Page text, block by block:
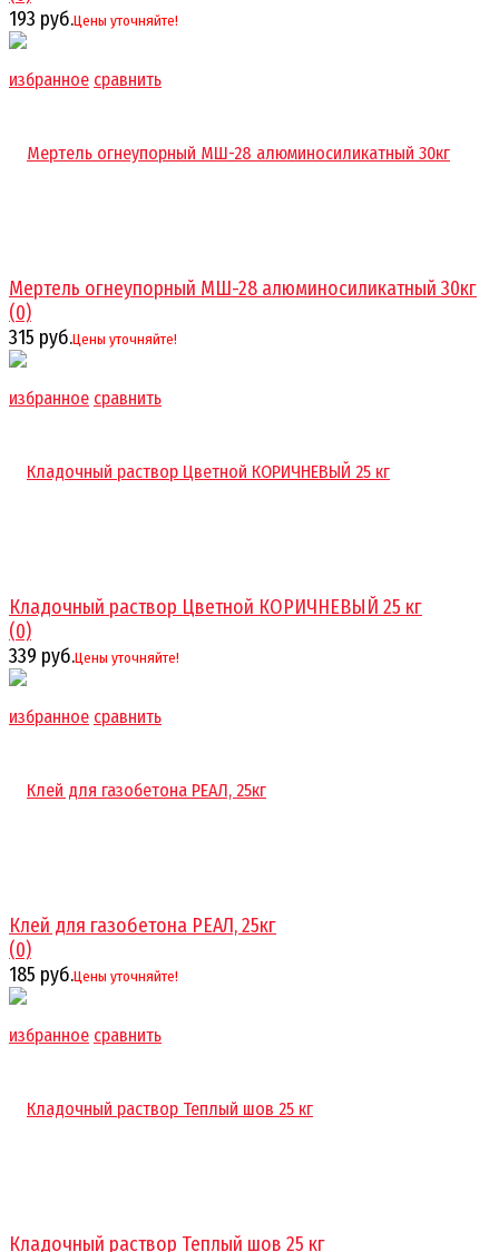
избранное сравнить
193 руб.Цены уточняйте!
избранное сравнить
Мертель огнеупорный МШ-28 алюминосиликатный 30кг
(0)
315 руб.Цены уточняйте!
избранное сравнить
Кладочный раствор Цветной КОРИЧНЕВЫЙ 25 кг
(0)
339 руб.Цены уточняйте!
избранное сравнить
Клей для газобетона РЕАЛ, 25кг
(0)
185 руб.Цены уточняйте!
Кладочный раствор Теплый шов 25 кг